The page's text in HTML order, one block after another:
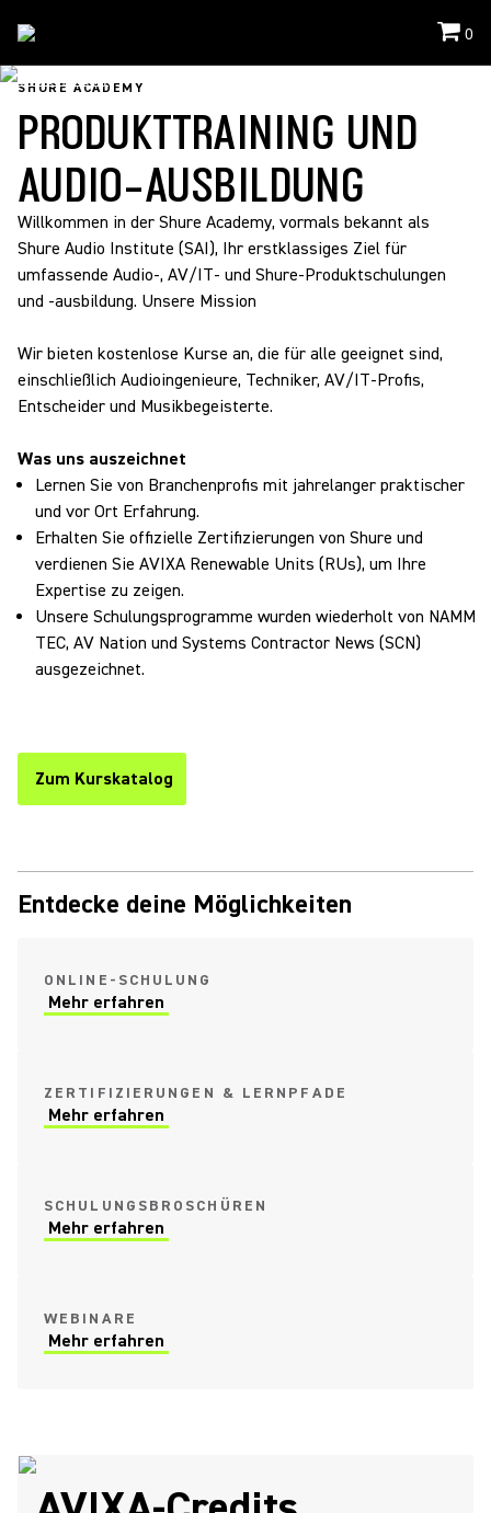
0
Shure Academy
SHURE ACADEMY
PRODUKTTRAINING UND
AUDIO-AUSBILDUNG
Willkommen in der Shure Academy, vormals bekannt als
Shure Audio Institute (SAI), Ihr erstklassiges Ziel für
umfassende Audio-, AV/IT- und Shure-Produktschulungen
und -ausbildung. Unsere Mission
Wir bieten kostenlose Kurse an, die für alle geeignet sind,
einschließlich Audioingenieure, Techniker, AV/IT-Profis,
Entscheider und Musikbegeisterte.
Was uns auszeichnet
Lernen Sie von Branchenprofis mit jahrelanger praktischer
und vor Ort Erfahrung.
Erhalten Sie offizielle Zertifizierungen von Shure und
verdienen Sie AVIXA Renewable Units (RUs), um Ihre
Expertise zu zeigen.
Unsere Schulungsprogramme wurden wiederholt von NAMM
TEC, AV Nation und Systems Contractor News (SCN)
ausgezeichnet.
Zum Kurskatalog
(Opens in a new tab)
Entdecke deine Möglichkeiten
ONLINE‑SCHULUNG
Mehr erfahren
ZERTIFIZIERUNGEN & LERNPFADE
Mehr erfahren
SCHULUNGSBROSCHÜREN
Mehr erfahren
WEBINARE
Mehr erfahren